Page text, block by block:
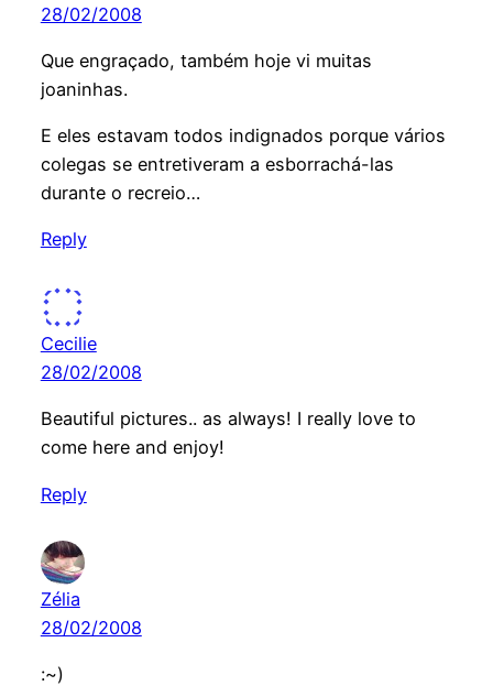
28/02/2008
Que engraçado, também hoje vi muitas
joaninhas.
E eles estavam todos indignados porque vários
colegas se entretiveram a esborrachá-las
durante o recreio…
Reply
Cecilie
28/02/2008
Beautiful pictures.. as always! I really love to
come here and enjoy!
Reply
Zélia
28/02/2008
:~)